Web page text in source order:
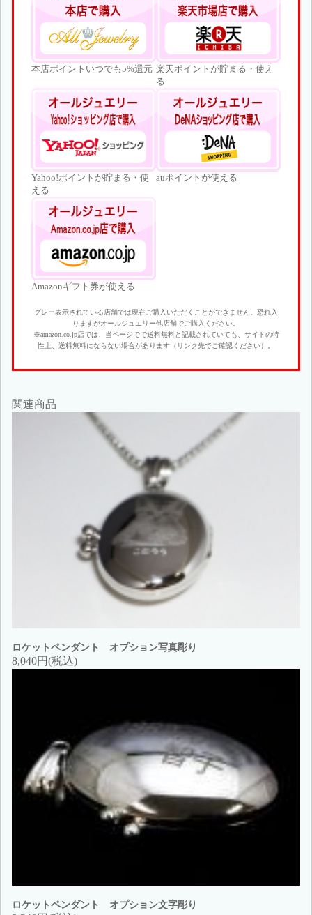
本店ポイントいつでも5%還元 楽天ポイントが貯まる・使え
る
Yahoo!ポイントが貯まる・使
える
auポイントが使える
Amazonギフト券が使える
グレー表示されている店舗では現在ご購入いただくことができません。恐れ入
りますがオールジュエリー他店舗でご購入ください。
※amazon.co.jp店では、当ページでで送料無料と記載されていても、サイトの特
性上、送料無料にならない場合があります（リンク先でご確認ください）。
関連商品
ロケットペンダント オプション写真彫り
8,040円(税込)
ロケットペンダント オプション文字彫り